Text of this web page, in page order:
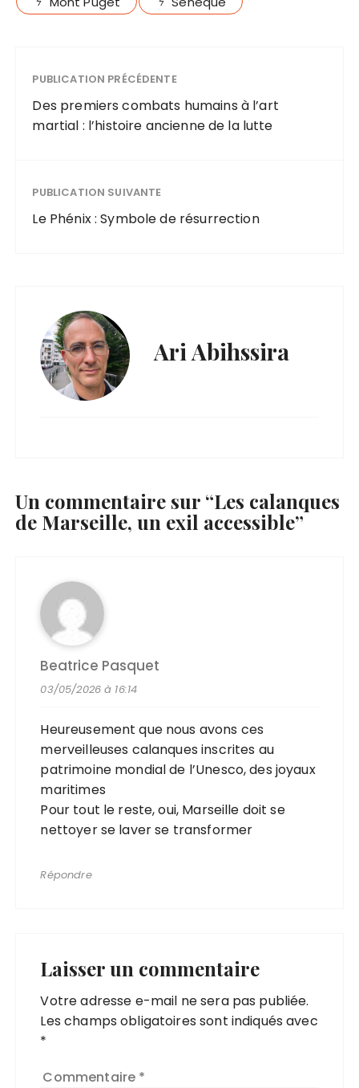
PUBLICATION PRÉCÉDENTE
Des premiers combats humains à l’art
martial : l’histoire ancienne de la lutte
PUBLICATION SUIVANTE
Le Phénix : Symbole de résurrection
Ari Abihssira
Un commentaire sur “Les calanques
de Marseille, un exil accessible”
Beatrice Pasquet
03/05/2026 à 16:14
Heureusement que nous avons ces
merveilleuses calanques inscrites au
patrimoine mondial de l’Unesco, des joyaux
maritimes
Pour tout le reste, oui, Marseille doit se
nettoyer se laver se transformer
Répondre
Laisser un commentaire
Votre adresse e-mail ne sera pas publiée.
Les champs obligatoires sont indiqués avec
*
Commentaire *